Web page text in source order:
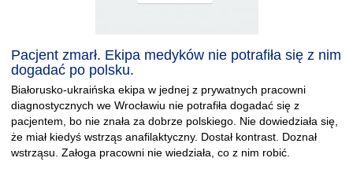
Pacjent zmarł. Ekipa medyków nie potrafiła się z nim
dogadać po polsku.
Białorusko-ukraińska ekipa w jednej z prywatnych pracowni
diagnostycznych we Wrocławiu nie potrafiła dogadać się z
pacjentem, bo nie znała za dobrze polskiego. Nie dowiedziała się,
że miał kiedyś wstrząs anafilaktyczny. Dostał kontrast. Doznał
wstrząsu. Załoga pracowni nie wiedziała, co z nim robić.